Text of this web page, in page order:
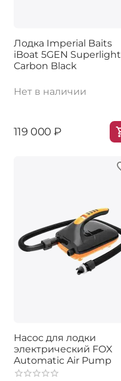
Лодка Imperial Baits
iBoat 5GEN Superlight
Carbon Black
Нет в наличии
‍119 000‍ ₽
Насос для лодки
электрический FOX
Automatic Air Pump